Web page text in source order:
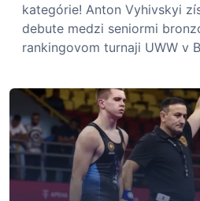
kategórie! Anton Vyhivskyi
debute medzi seniormi
rankingovom turnaji UWW v